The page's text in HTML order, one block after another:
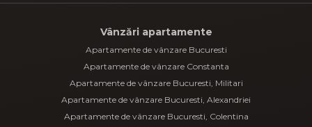
Vânzări apartamente
Apartamente de vânzare Bucuresti
Apartamente de vânzare Constanta
Apartamente de vânzare Bucuresti, Militari
Apartamente de vânzare Bucuresti, Alexandriei
Apartamente de vânzare Bucuresti, Colentina